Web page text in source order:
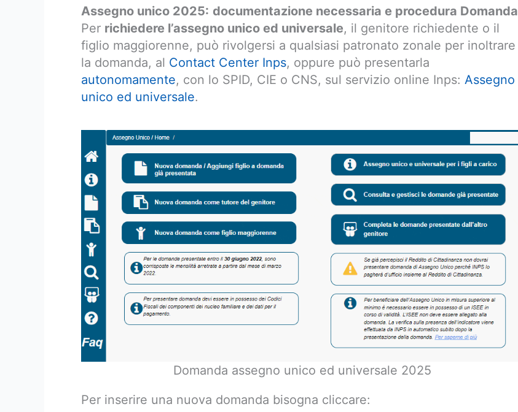
Assegno unico 2025: documentazione necessaria e procedura Domanda
Per richiedere l’assegno unico ed universale, il genitore richiedente o il
figlio maggiorenne, può rivolgersi a qualsiasi patronato zonale per inoltrare
la domanda, al Contact Center Inps, oppure può presentarla
autonomamente, con lo SPID, CIE o CNS, sul servizio online Inps: Assegno
unico ed universale.
Domanda assegno unico ed universale 2025
Per inserire una nuova domanda bisogna cliccare: